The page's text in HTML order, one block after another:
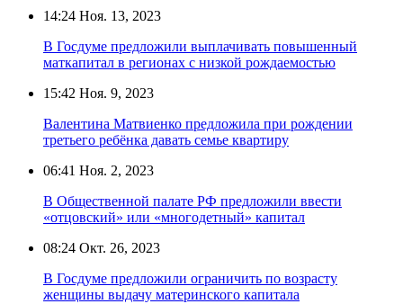
14:24 Ноя. 13, 2023
В Госдуме предложили выплачивать повышенный
маткапитал в регионах с низкой рождаемостью
15:42 Ноя. 9, 2023
Валентина Матвиенко предложила при рождении
третьего ребёнка давать семье квартиру
06:41 Ноя. 2, 2023
В Общественной палате РФ предложили ввести
«отцовский» или «многодетный» капитал
08:24 Окт. 26, 2023
В Госдуме предложили ограничить по возрасту
женщины выдачу материнского капитала